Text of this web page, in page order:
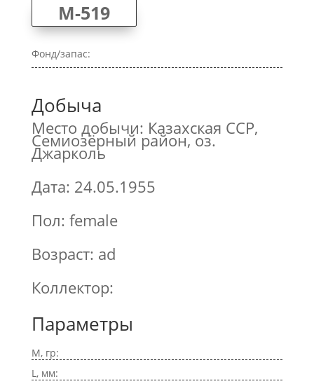
M-519
Фонд/запас:
Добыча
Место добычи: Казахская ССР,
Семиозёрный район, оз.
Джарколь
Дата: 24.05.1955
Пол: female
Возраст: ad
Коллектор:
Параметры
M, гр:
L, мм: